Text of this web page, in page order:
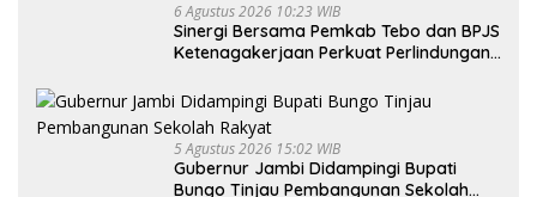
6 Agustus 2026 10:23 WIB
Sinergi Bersama Pemkab Tebo dan BPJS
Ketenagakerjaan Perkuat Perlindungan
5 Agustus 2026 15:02 WIB
Gubernur Jambi Didampingi Bupati
Bungo Tinjau Pembangunan Sekolah